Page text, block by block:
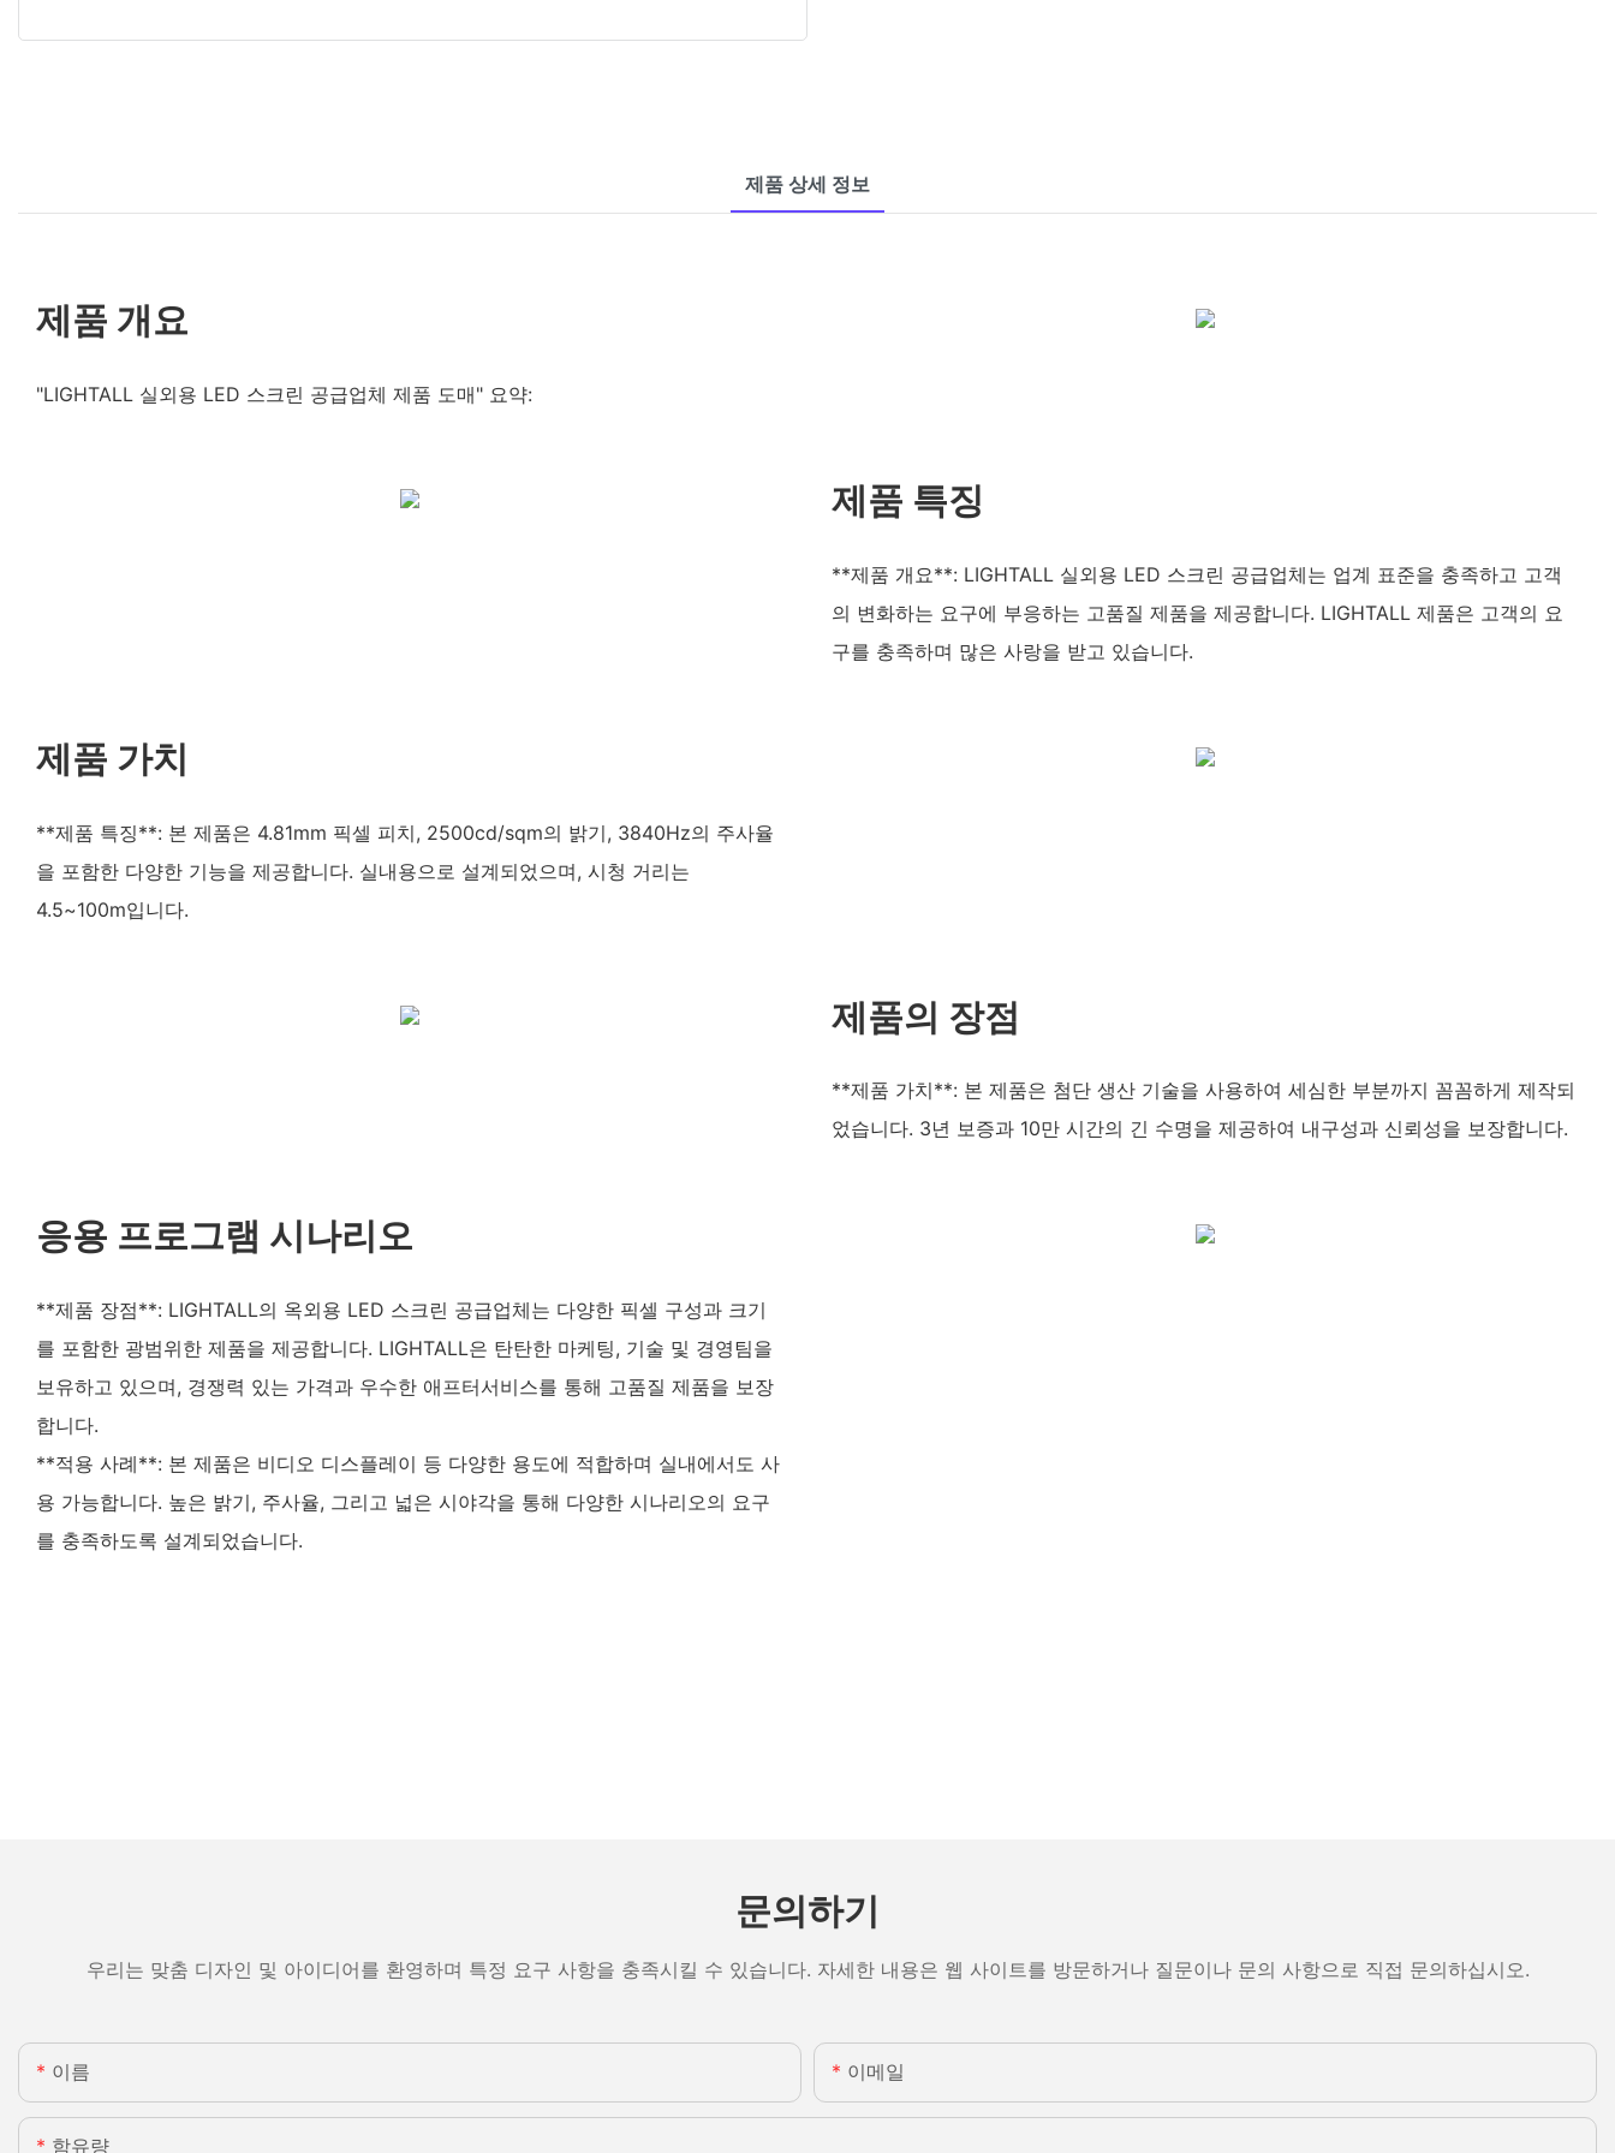
제품 상세 정보
제품 개요
"LIGHTALL 실외용 LED 스크린 공급업체 제품 도매" 요약:
제품 특징
**제품 개요**: LIGHTALL 실외용 LED 스크린 공급업체는 업계 표준을 충족하고 고객
의 변화하는 요구에 부응하는 고품질 제품을 제공합니다. LIGHTALL 제품은 고객의 요
구를 충족하며 많은 사랑을 받고 있습니다.
제품 가치
**제품 특징**: 본 제품은 4.81mm 픽셀 피치, 2500cd/sqm의 밝기, 3840Hz의 주사율
을 포함한 다양한 기능을 제공합니다. 실내용으로 설계되었으며, 시청 거리는
4.5~100m입니다.
제품의 장점
**제품 가치**: 본 제품은 첨단 생산 기술을 사용하여 세심한 부분까지 꼼꼼하게 제작되
었습니다. 3년 보증과 10만 시간의 긴 수명을 제공하여 내구성과 신뢰성을 보장합니다.
응용 프로그램 시나리오
**제품 장점**: LIGHTALL의 옥외용 LED 스크린 공급업체는 다양한 픽셀 구성과 크기
를 포함한 광범위한 제품을 제공합니다. LIGHTALL은 탄탄한 마케팅, 기술 및 경영팀을
보유하고 있으며, 경쟁력 있는 가격과 우수한 애프터서비스를 통해 고품질 제품을 보장
합니다.
**적용 사례**: 본 제품은 비디오 디스플레이 등 다양한 용도에 적합하며 실내에서도 사
용 가능합니다. 높은 밝기, 주사율, 그리고 넓은 시야각을 통해 다양한 시나리오의 요구
를 충족하도록 설계되었습니다.
문의하기
우리는 맞춤 디자인 및 아이디어를 환영하며 특정 요구 사항을 충족시킬 수 있습니다. 자세한 내용은 웹 사이트를 방문하거나 질문이나 문의 사항으로 직접 문의하십시오.
이름 이메일
함유량